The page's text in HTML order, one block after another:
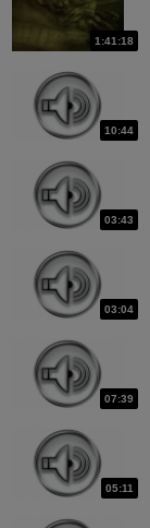
1:41:18
10:44
03:43
03:04
07:39
05:11